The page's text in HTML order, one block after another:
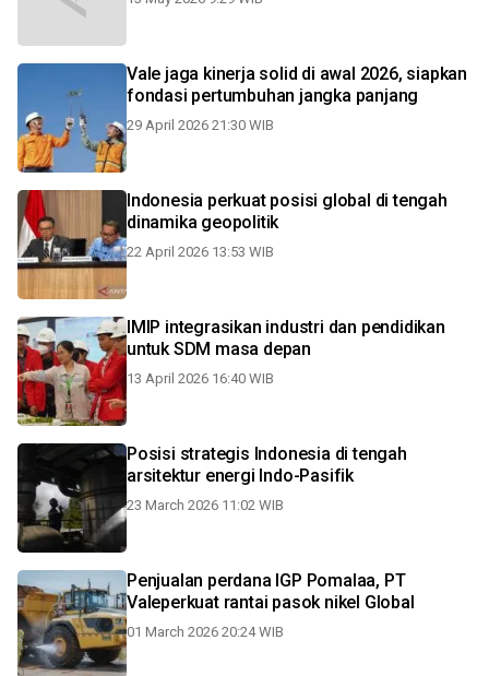
Vale jaga kinerja solid di awal 2026, siapkan
fondasi pertumbuhan jangka panjang
29 April 2026 21:30 WIB
Indonesia perkuat posisi global di tengah
dinamika geopolitik
22 April 2026 13:53 WIB
IMIP integrasikan industri dan pendidikan
untuk SDM masa depan
13 April 2026 16:40 WIB
Posisi strategis Indonesia di tengah
arsitektur energi Indo-Pasifik
23 March 2026 11:02 WIB
Penjualan perdana IGP Pomalaa, PT
Valeperkuat rantai pasok nikel Global
01 March 2026 20:24 WIB